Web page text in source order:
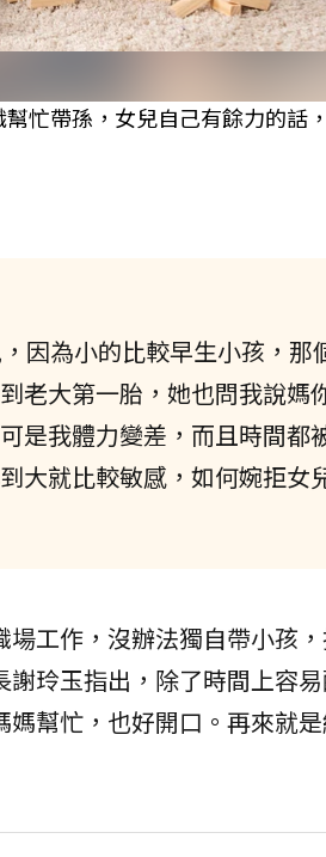
忙帶孫，女兒自己有餘力的話
因為小的比較早生小孩，那
老大第一胎，她也問我說媽
是我體力變差，而且時間都
大就比較敏感，如何婉拒女
工作，沒辦法獨自帶小孩
玲玉指出，除了時間上容
幫忙，也好開口。再來就